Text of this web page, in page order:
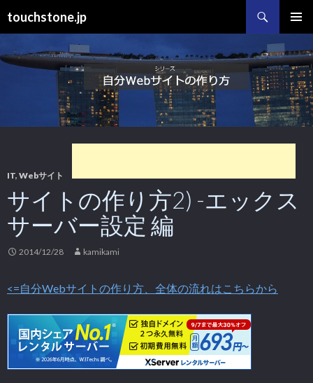
touchstone.jp
索
ニュー
テ
IT, Webサイト
サイトの作り方2) -エックス
サーバー設定 編
2014/12/28 kamikami
<=自分Webサイトの作り方、全体の流れはこちらから